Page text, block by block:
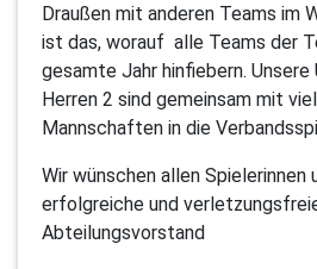
Draußen mit anderen Teams im
ist das, worauf alle Teams der
gesamte Jahr hinfiebern. Unsere
Herren 2 sind gemeinsam mit
Mannschaften in die
Wir wünschen allen Spielerinnen
erfolgreiche und
Abteilungsvorstand